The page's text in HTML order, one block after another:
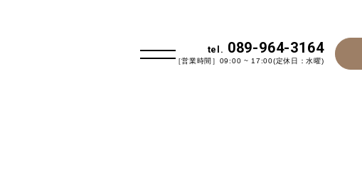
tel. 089-964-3164
［営業時間］09:00 ~ 17:00(定休日：水曜)